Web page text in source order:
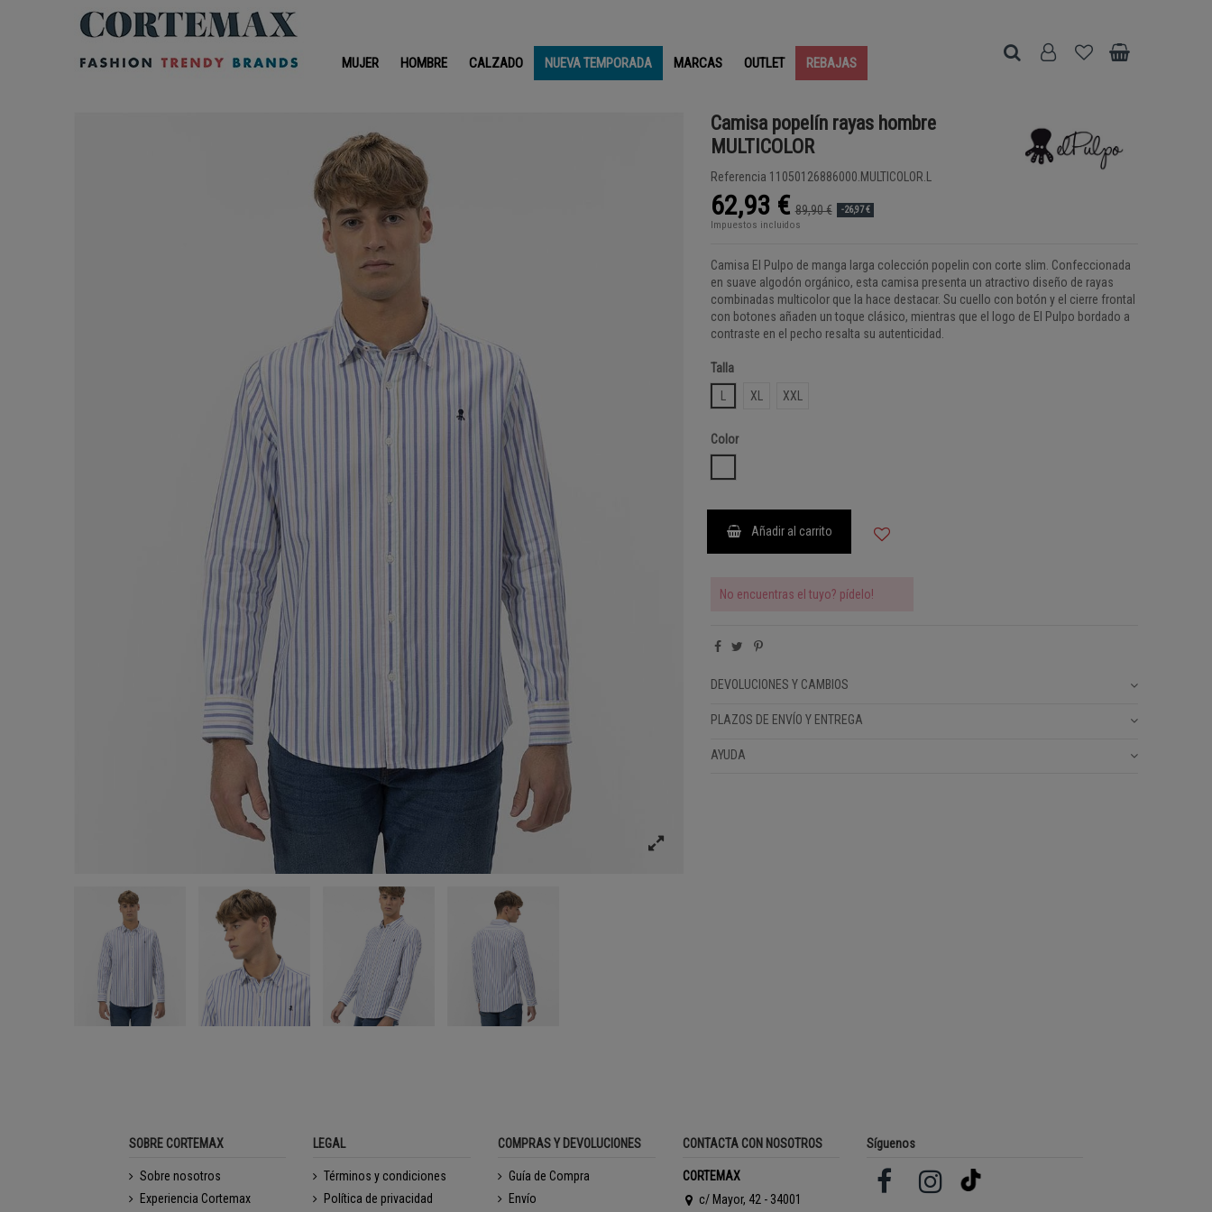
MUJER HOMBRE CALZADO NUEVA TEMPORADA MARCAS OUTLET REBAJAS
Camisa popelín rayas hombre
MULTICOLOR
Referencia 11050126886000.MULTICOLOR.L
62,93 € 89,90 €
-26,97 €
Impuestos incluidos
Camisa El Pulpo de manga larga colección popelin con corte slim. Confeccionada
en suave algodón orgánico, esta camisa presenta un atractivo diseño de rayas
combinadas multicolor que la hace destacar. Su cuello con botón y el cierre frontal
con botones añaden un toque clásico, mientras que el logo de El Pulpo bordado a
contraste en el pecho resalta su autenticidad.
Talla
L
XL XXL
Color
Añadir al carrito
No encuentras el tuyo? pídelo!
DEVOLUCIONES Y CAMBIOS
PLAZOS DE ENVÍO Y ENTREGA
AYUDA
SOBRE CORTEMAX
Sobre nosotros
Experiencia Cortemax
LEGAL
Términos y condiciones
Política de privacidad
COMPRAS Y DEVOLUCIONES
Guía de Compra
Envío
CONTACTA CON NOSOTROS
CORTEMAX
c/ Mayor, 42 - 34001
Síguenos